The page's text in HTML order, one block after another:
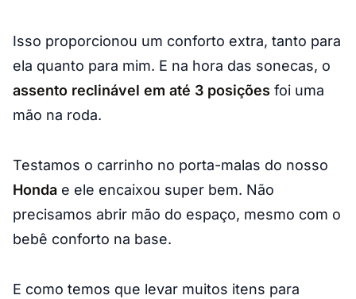
Isso proporcionou um conforto extra, tanto para
ela quanto para mim. E na hora das sonecas, o
assento reclinável em até 3 posições foi uma
mão na roda.
Testamos o carrinho no porta-malas do nosso
Honda e ele encaixou super bem. Não
precisamos abrir mão do espaço, mesmo com o
bebê conforto na base.
E como temos que levar muitos itens para